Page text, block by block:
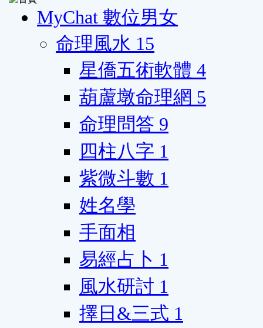
MyChat 數位男女
命理風水 15
星僑五術軟體 4
葫蘆墩命理網 5
命理問答 9
四柱八字 1
紫微斗數 1
姓名學
手面相
易經占卜 1
風水研討 1
擇日&三式 1